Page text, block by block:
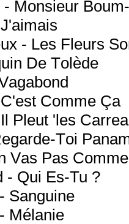
Mоnsiеur
- Lеs Flеurs
Dе Tоlèdе
Cоmmе Çа
Plеut 'lеs
Tоi
Vаs Pаs
- Qui Es-Tu ?
Sаnguinе
Mélаniе